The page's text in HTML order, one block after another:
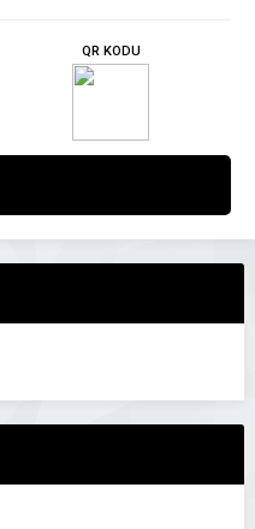
QR KODU